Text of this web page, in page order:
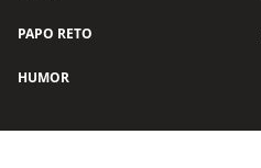
PAPO RETO
HUMOR